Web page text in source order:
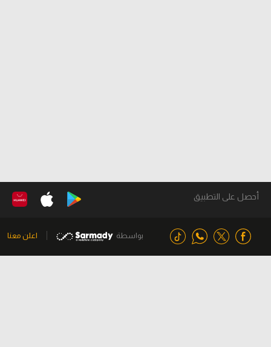
أحصل على التطبيق
بواسطة اعلن معنا